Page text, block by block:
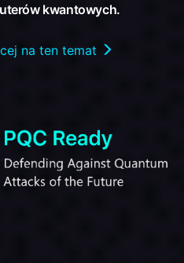
kwantowych.
na ten temat